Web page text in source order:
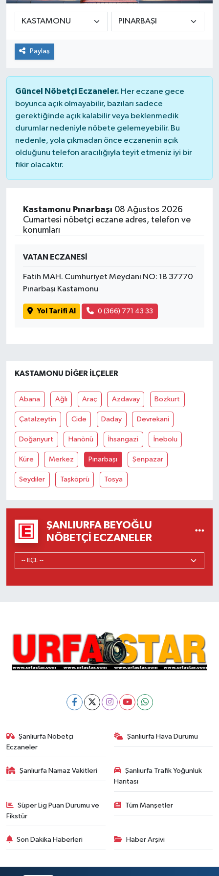
Paylaş
Güncel Nöbetçi Eczaneler. Her eczane gece
boyunca açık olmayabilir, bazıları sadece
gerektiğinde açık kalabilir veya beklenmedik
durumlar nedeniyle nöbete gelemeyebilir. Bu
nedenle, yola çıkmadan önce eczanenin açık
olduğunu telefon aracılığıyla teyit etmeniz iyi bir
fikir olacaktır.
Kastamonu Pınarbaşı 08 Ağustos 2026
Cumartesi nöbetçi eczane adres, telefon ve
konumları
VATAN ECZANESİ
Fatih MAH. Cumhuriyet Meydanı NO: 1B 37770
Pınarbaşı Kastamonu
Yol Tarifi Al 0 (366) 771 43 33
KASTAMONU DIĞER İLÇELER
Abana Ağlı Araç Azdavay Bozkurt
Çatalzeytin Cide Daday Devrekani
Doğanyurt Hanönü İhsangazi İnebolu
Küre Merkez Pınarbaşı Şenpazar
Seydiler Taşköprü Tosya
ŞANLIURFA BEYOĞLU
NÖBETÇI ECZANELER
Şanlıurfa Nöbetçi
Eczaneler
Şanlıurfa Hava Durumu
Şanlıurfa Namaz Vakitleri
Şanlıurfa Trafik Yoğunluk
Haritası
Süper Lig Puan Durumu ve
Fikstür
Tüm Manşetler
Son Dakika Haberleri Haber Arşivi